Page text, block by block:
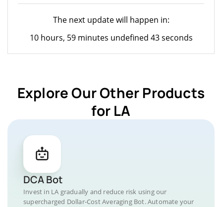
The next update will happen in:
10 hours, 59 minutes undefined 43 seconds
Explore Our Other Products
for LA
DCA Bot
Invest in LA gradually and reduce risk using our
supercharged Dollar-Cost Averaging Bot. Automate your